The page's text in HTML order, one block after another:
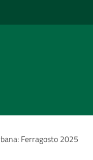
Ferragosto 2025